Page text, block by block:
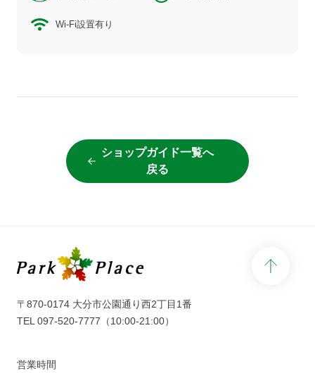
Wi-Fi設置有り
ショップガイド一覧へ
戻る
〒870-0174 大分市公園通り西2丁目1番
TEL 097-520-7777 （10:00-21:00）
営業時間